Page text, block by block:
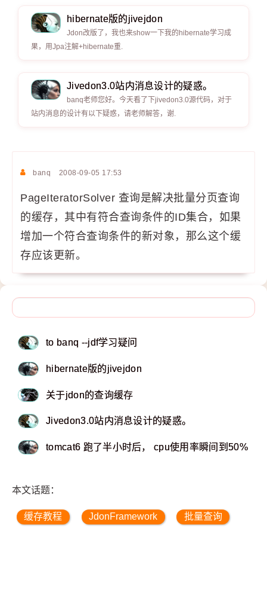
hibernate版的jivejdon
Jdon改版了，我也来show一下我的hibernate学习成
果，用Jpa注解+hibernate重.
Jivedon3.0站内消息设计的疑惑。
banq老师您好。今天看了下jivedon3.0源代码，对于
站内消息的设计有以下疑惑，请老师解答，谢.
banq 2008-09-05 17:53
PageIteratorSolver 查询是解决批量分页查询
的缓存，其中有符合查询条件的ID集合，如果
增加一个符合查询条件的新对象，那么这个缓
存应该更新。
to banq --jdf学习疑问
hibernate版的jivejdon
关于jdon的查询缓存
Jivedon3.0站内消息设计的疑惑。
tomcat6 跑了半小时后， cpu使用率瞬间到50%
本文话题：
缓存教程 JdonFramework 批量查询